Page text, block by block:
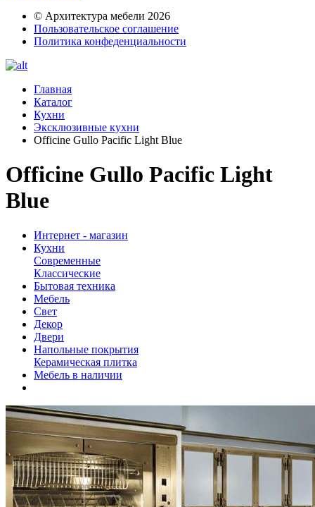
© Архитектура мебели 2026
Пользовательское соглашение
Политика конфеденциальности
Главная
Каталог
Кухни
Эксклюзивные кухни
Officine Gullo Pacific Light Blue
Officine Gullo Pacific Light
Blue
Интернет - магазин
Кухни
Современные
Классические
Бытовая техника
Мебель
Свет
Декор
Двери
Напольные покрытия
Керамическая плитка
Мебель в наличии